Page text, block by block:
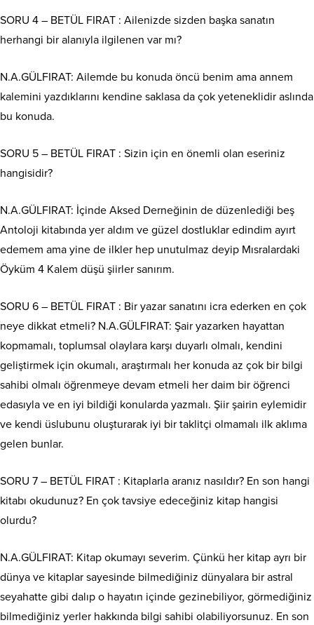
SORU 4 – BETÜL FIRAT : Ailenizde sizden başka sanatın
herhangi bir alanıyla ilgilenen var mı?
N.A.GÜLFIRAT: Ailemde bu konuda öncü benim ama annem
kalemini yazdıklarını kendine saklasa da çok yeteneklidir aslında
bu konuda.
SORU 5 – BETÜL FIRAT : Sizin için en önemli olan eseriniz
hangisidir?
N.A.GÜLFIRAT: İçinde Aksed Derneğinin de düzenlediği beş
Antoloji kitabında yer aldım ve güzel dostluklar edindim ayırt
edemem ama yine de ilkler hep unutulmaz deyip Mısralardaki
Öyküm 4 Kalem düşü şiirler sanırım.
SORU 6 – BETÜL FIRAT : Bir yazar sanatını icra ederken en çok
neye dikkat etmeli? N.A.GÜLFIRAT: Şair yazarken hayattan
kopmamalı, toplumsal olaylara karşı duyarlı olmalı, kendini
geliştirmek için okumalı, araştırmalı her konuda az çok bir bilgi
sahibi olmalı öğrenmeye devam etmeli her daim bir öğrenci
edasıyla ve en iyi bildiği konularda yazmalı. Şiir şairin eylemidir
ve kendi üslubunu oluşturarak iyi bir taklitçi olmamalı ilk aklıma
gelen bunlar.
SORU 7 – BETÜL FIRAT : Kitaplarla aranız nasıldır? En son hangi
kitabı okudunuz? En çok tavsiye edeceğiniz kitap hangisi
olurdu?
N.A.GÜLFIRAT: Kitap okumayı severim. Çünkü her kitap ayrı bir
dünya ve kitaplar sayesinde bilmediğiniz dünyalara bir astral
seyahatte gibi dalıp o hayatın içinde gezinebiliyor, görmediğiniz
bilmediğiniz yerler hakkında bilgi sahibi olabiliyorsunuz. En son